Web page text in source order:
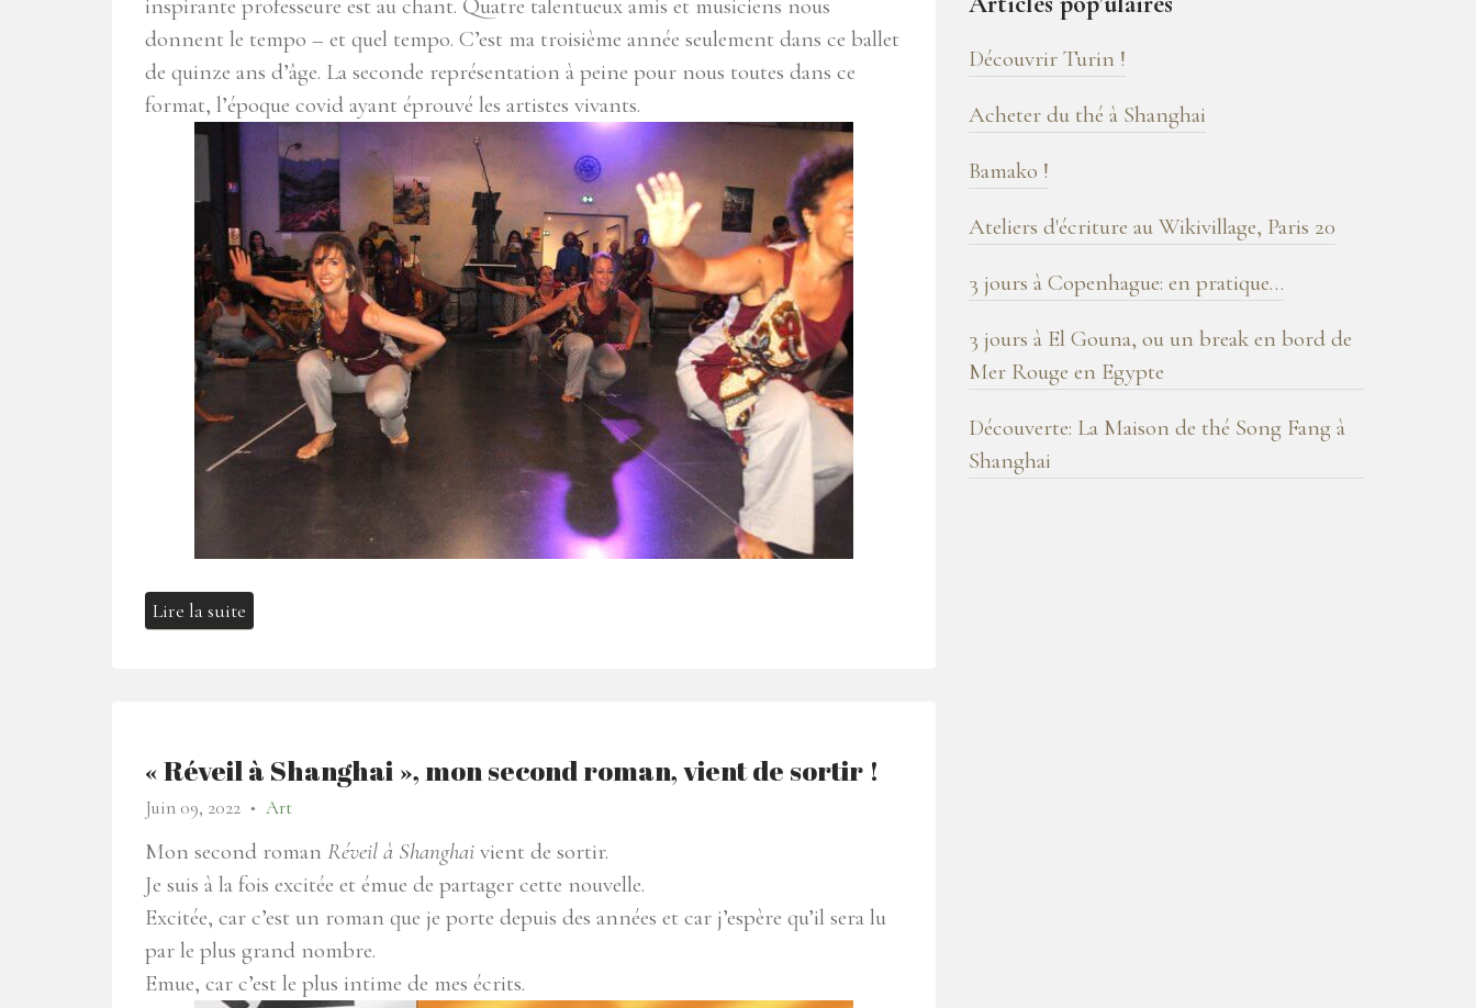
inspirante professeure est au chant. Quatre talentueux amis et musiciens nous
donnent le tempo – et quel tempo. C’est ma troisième année seulement dans ce ballet
de quinze ans d’âge. La seconde représentation à peine pour nous toutes dans ce
format, l’époque covid ayant éprouvé les artistes vivants.
Lire la suite
« Réveil à Shanghai », mon second roman, vient de sortir !
Juin 09, 2022 ● Art
Mon second roman Réveil à Shanghai vient de sortir.
Je suis à la fois excitée et émue de partager cette nouvelle.
Excitée, car c’est un roman que je porte depuis des années et car j’espère qu’il sera lu
par le plus grand nombre.
Emue, car c’est le plus intime de mes écrits.
de
blog
!
Découvrir Turin !
Acheter du thé à Shanghai
Bamako !
Ateliers d'écriture au Wikivillage, Paris 20
3 jours à Copenhague: en pratique…
3 jours à El Gouna, ou un break en bord de
Mer Rouge en Egypte
Découverte: La Maison de thé Song Fang à
Shanghai